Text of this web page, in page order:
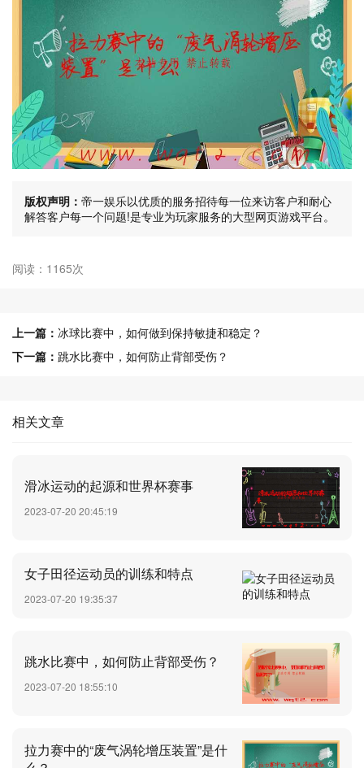
版权声明： 帝一娱乐以优质的服务招待每一位来访客户和耐心
解答客户每一个问题!是专业为玩家服务的大型网页游戏平台。
阅读：1165次
上一篇： 冰球比赛中，如何做到保持敏捷和稳定？
下一篇： 跳水比赛中，如何防止背部受伤？
相关文章
滑冰运动的起源和世界杯赛事
2023-07-20 20:45:19
女子田径运动员的训练和特点
2023-07-20 19:35:37
跳水比赛中，如何防止背部受伤？
2023-07-20 18:55:10
拉力赛中的“废气涡轮增压装置”是什